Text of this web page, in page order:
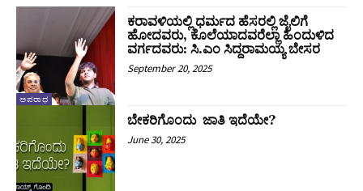
ಅಪರಾಧ
ಕರಾವಳಿಯಲ್ಲಿ ಧರ್ಮದ ಹೆಸರಲ್ಲಿ ಜೈಲಿಗೆ
ಹೋದವರು, ಕೊಲೆಯಾದವರೆಲ್ಲಾ ಹಿಂದುಳಿದ
ವರ್ಗದವರು: ಸಿ.ಎಂ ಸಿದ್ದರಾಮಯ್ಯ ಬೇಸರ
September 20, 2025
ಬೇಕರಿಗೊಂದು ಜಾತಿ ಇದೆಯೇ?
June 30, 2025